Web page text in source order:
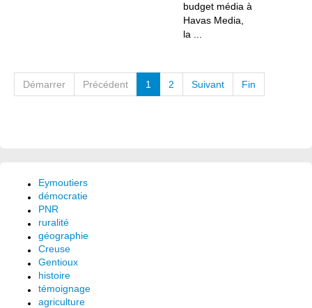
budget média à
Havas Media,
la ...
Démarrer Précédent 1 2 Suivant Fin
Eymoutiers
démocratie
PNR
ruralité
géographie
Creuse
Gentioux
histoire
témoignage
agriculture